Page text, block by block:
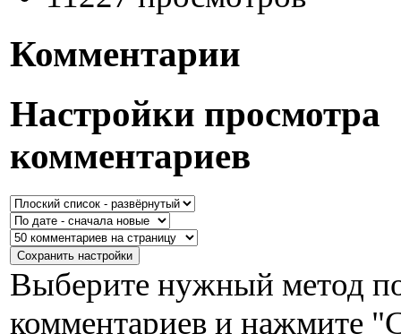
Комментарии
Настройки просмотра
комментариев
Выберите нужный метод
комментариев и нажмите